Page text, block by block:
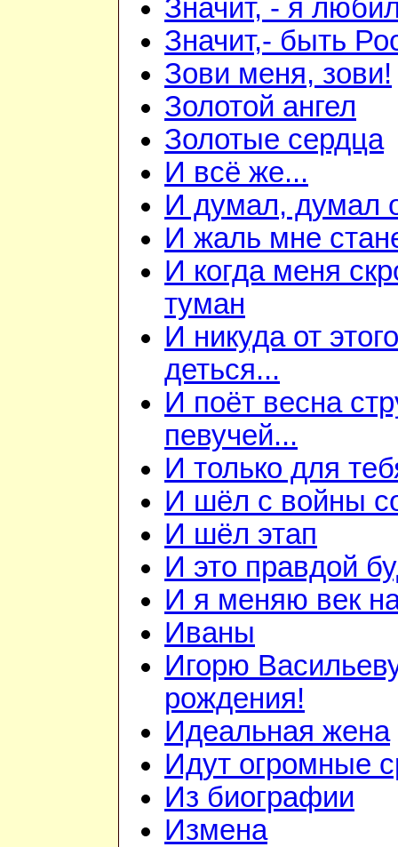
Значит, - я
Значит,- быть
Зови меня, зови!
Золотой ангел
Золотые сердца
И всё же...
И думал, думал
И жаль мне
И когда меня
туман
И никуда от
деться...
И поёт весна
певучей...
И только для
И шёл с войны
И шёл этап
И это правдой
И я меняю век
Иваны
Игорю
рождения!
Идеальная жена
Идут огромные
Из биографии
Измена